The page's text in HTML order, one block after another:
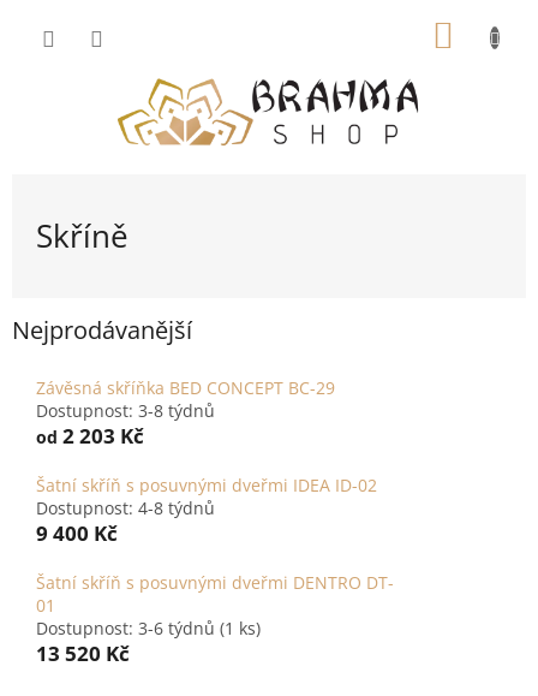
Skříně
Nejprodávanější
Závěsná skříňka BED CONCEPT BC-29
Dostupnost: 3-8 týdnů
od 2 203 Kč
Šatní skříň s posuvnými dveřmi IDEA ID-02
Dostupnost: 4-8 týdnů
9 400 Kč
Šatní skříň s posuvnými dveřmi DENTRO DT-
01
Dostupnost: 3-6 týdnů (1 ks)
13 520 Kč